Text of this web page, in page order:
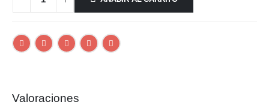
Valoraciones